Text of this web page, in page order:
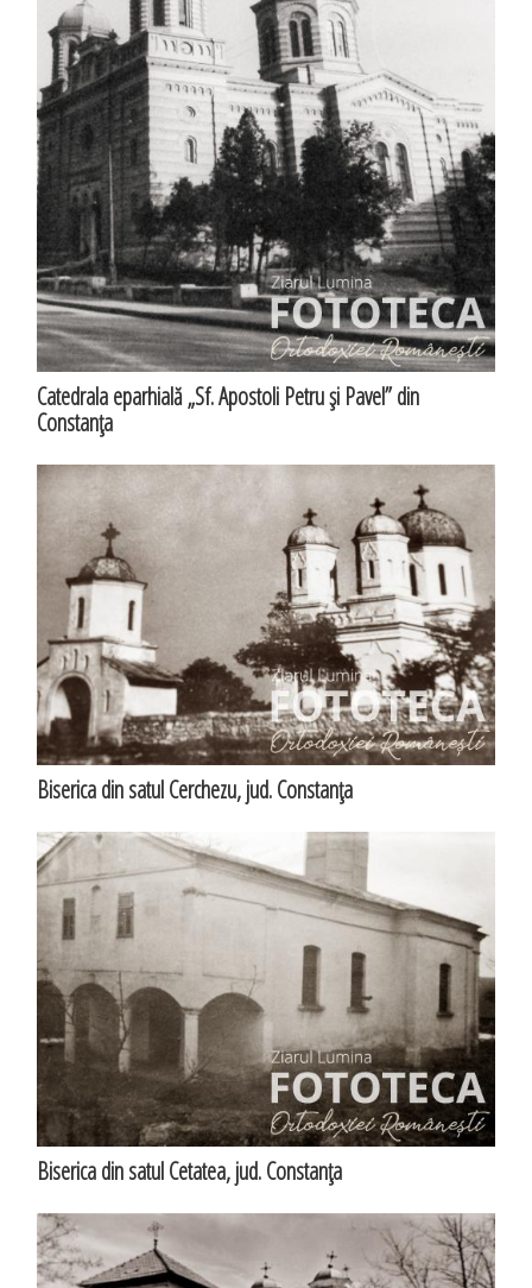
Catedrala eparhială „Sf. Apostoli Petru şi Pavel” din
Constanţa
Biserica din satul Cerchezu, jud. Constanţa
Biserica din satul Cetatea, jud. Constanţa